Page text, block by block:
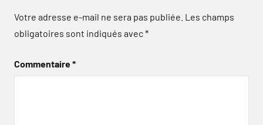
Votre adresse e-mail ne sera pas publiée. Les champs
obligatoires sont indiqués avec*
Commentaire*